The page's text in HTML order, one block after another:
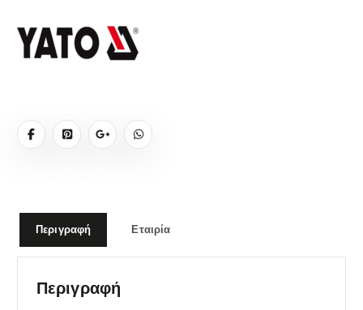
Περιγραφή Εταιρία
Περιγραφή